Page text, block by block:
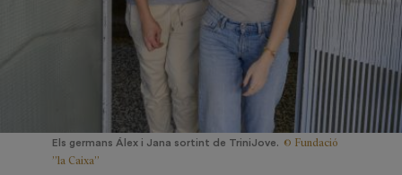
Els germans Álex i Jana sortint de TriniJove. © Fundació
”la Caixa”